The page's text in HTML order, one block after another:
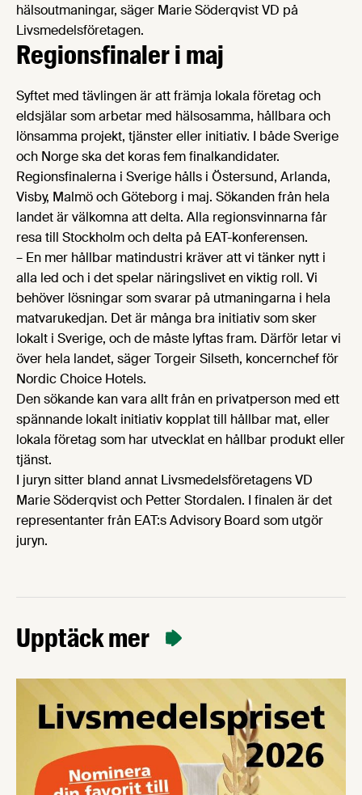
hälsoutmaningar, säger Marie Söderqvist VD på
Livsmedelsföretagen.
Regionsfinaler i maj
Syftet med tävlingen är att främja lokala företag och
eldsjälar som arbetar med hälsosamma, hållbara och
lönsamma projekt, tjänster eller initiativ. I både Sverige
och Norge ska det koras fem finalkandidater.
Regionsfinalerna i Sverige hålls i Östersund, Arlanda,
Visby, Malmö och Göteborg i maj. Sökanden från hela
landet är välkomna att delta. Alla regionsvinnarna får
resa till Stockholm och delta på EAT-konferensen.
– En mer hållbar matindustri kräver att vi tänker nytt i
alla led och i det spelar näringslivet en viktig roll. Vi
behöver lösningar som svarar på utmaningarna i hela
matvarukedjan. Det är många bra initiativ som sker
lokalt i Sverige, och de måste lyftas fram. Därför letar vi
över hela landet, säger Torgeir Silseth, koncernchef för
Nordic Choice Hotels.
Den sökande kan vara allt från en privatperson med ett
spännande lokalt initiativ kopplat till hållbar mat, eller
lokala företag som har utvecklat en hållbar produkt eller
tjänst.
I juryn sitter bland annat Livsmedelsföretagens VD
Marie Söderqvist och Petter Stordalen. I finalen är det
representanter från EAT:s Advisory Board som utgör
juryn.
Upptäck mer